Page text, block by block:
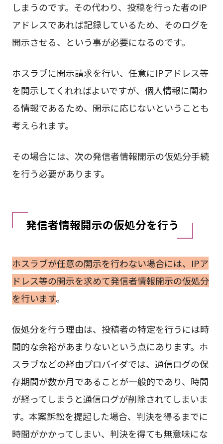
しまうのです。その代わり、投稿を行った者のIP
アドレスであれば記録しているため、そのログを
開示させる、という事が必要になるのです。
ホスラブに開示請求を行い、任意にIPアドレス等
を開示してくれればよいですが、個人情報に関わ
る情報であるため、開示に応じないということも
考えられます。
その場合には、次の発信者情報開示の仮処分手続
を行う必要があります。
発信者情報開示の仮処分を行う
ホスラブが任意の開示を行わない場合には、IPア
ドレス等の開示を求めて発信者情報開示の仮処分
を行います。
仮処分を行う理由は、投稿者の特定を行うには時
間的な余裕があまりないという点にあります。ホ
スラブなどの経由プロバイダでは、通信ログの保
存期間が数か月であることが一般的であり、時間
が経ってしまうと通信ログが削除されてしまいま
す。本案訴訟を提起した場合、判決を得るまでに
時間がかかってしまい、判決を得ても無意味にな